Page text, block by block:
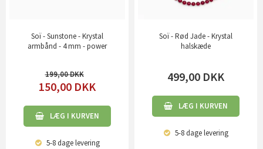
Soï - Sunstone - Krystal
armbånd - 4 mm - power
199,00
150,00 DKK
LÆG I KURVEN
5-8 dagelevering
Soï - Rød Jade - Krystal
halskæde
499,00 DKK
LÆG I KURVEN
5-8 dagelevering